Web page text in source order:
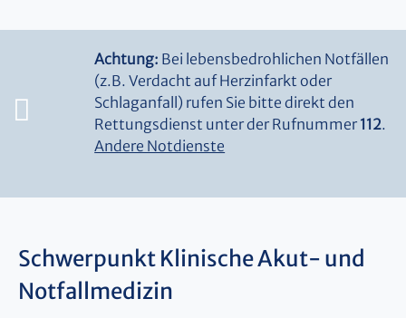
Achtung: Bei lebensbedrohlichen Notfällen
(z.B. Verdacht auf Herzinfarkt oder
Schlaganfall) rufen Sie bitte direkt den
Rettungsdienst unter der Rufnummer 112.
Andere Notdienste
Schwerpunkt Klinische Akut- und
Notfallmedizin